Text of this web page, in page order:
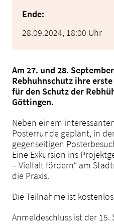
Ende:
28.09.2024, 18:00 Uhr
Am 27. und 28.
Rebhuhnschutz ihre
für den Schutz der
Göttingen.
Neben einem
Posterrunde geplant, in
gegenseitigen
Eine Exkursion ins
– Vielfalt fördern“ am
die Praxis.
Die Teilnahme ist
Anmeldeschluss ist der 15.